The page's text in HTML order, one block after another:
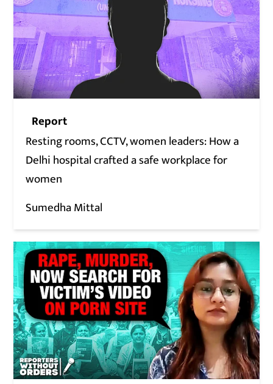
Report
Resting rooms, CCTV, women leaders: How a
Delhi hospital crafted a safe workplace for
women
Sumedha Mittal